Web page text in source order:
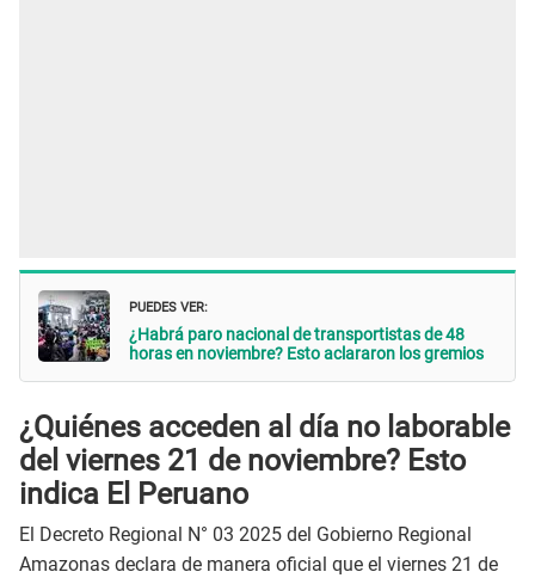
PUEDES VER:
¿Habrá paro nacional de transportistas de 48
horas en noviembre? Esto aclararon los gremios
¿Quiénes acceden al día no laborable
del viernes 21 de noviembre? Esto
indica El Peruano
El Decreto Regional N° 03 2025 del Gobierno Regional
Amazonas declara de manera oficial que el viernes 21 de